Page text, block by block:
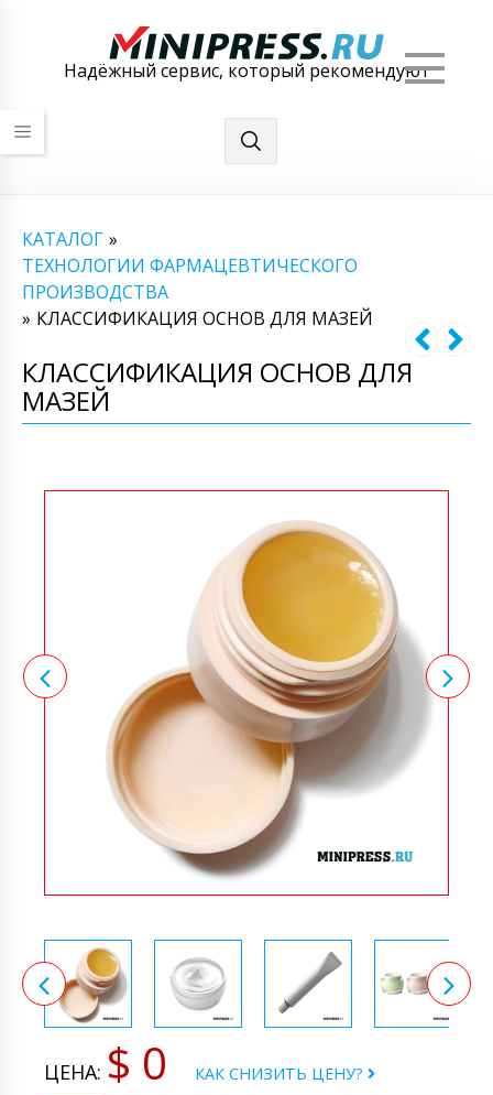
Надёжный сервис, который рекомендуют
КАТАЛОГ »
ТЕХНОЛОГИИ ФАРМАЦЕВТИЧЕСКОГО
ПРОИЗВОДСТВА
» КЛАССИФИКАЦИЯ ОСНОВ ДЛЯ МАЗЕЙ
КЛАССИФИКАЦИЯ ОСНОВ ДЛЯ
МАЗЕЙ
ЦЕНА: $ 0 КАК СНИЗИТЬ ЦЕНУ?